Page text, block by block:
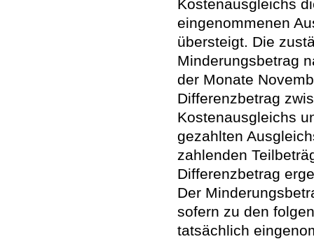
Kostenausgleichs
eingenommenen
übersteigt. Die
Minderungsbetrag
der Monate
Differenzbetrag
Kostenausgleichs
gezahlten
zahlenden
Differenzbetrag
Der
sofern zu den
tatsächlich